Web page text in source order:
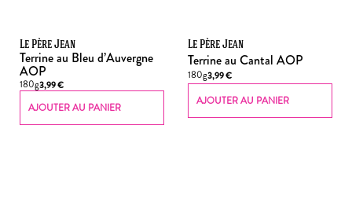
Le Père Jean
Terrine au Bleu d’Auvergne
AOP
180g3,99€
AJOUTER AU PANIER
Le Père Jean
Terrine au Cantal AOP
180g3,99€
AJOUTER AU PANIER